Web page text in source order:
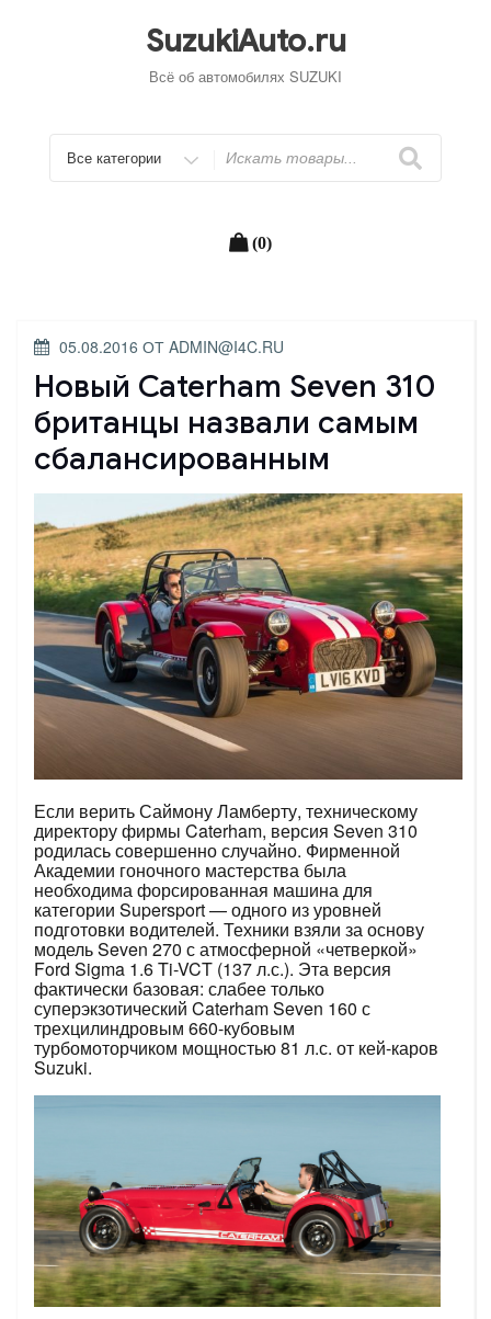
SuzukiAuto.ru
Всё об автомобилях SUZUKI
Искать
(0)
ОПУБЛИКОВАНО
05.08.2016 ОТ ADMIN@I4C.RU
Новый Caterham Seven 310
британцы назвали самым
сбалансированным
Если верить Саймону Ламберту, техническому
директору фирмы Caterham, версия Seven 310
родилась совершенно случайно. Фирменной
Академии гоночного мастерства была
необходима форсированная машина для
категории Supersport — одного из уровней
подготовки водителей. Техники взяли за основу
модель Seven 270 с атмосферной «четверкой»
Ford Sigma 1.6 Ti-VCT (137 л.с.). Эта версия
фактически базовая: слабее только
суперэкзотический Caterham Seven 160 с
трехцилиндровым 660-кубовым
турбомоторчиком мощностью 81 л.с. от кей-каров
Suzuki.